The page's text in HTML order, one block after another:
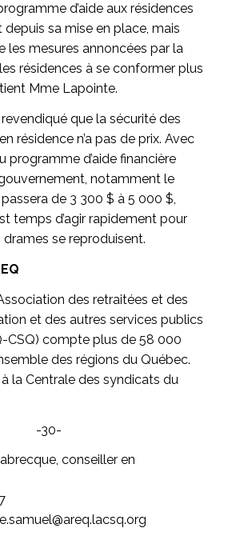
d’aide aux résidences
depuis sa mise en place, mais
les mesures annoncées par la
résidences à se conformer plus
Mme Lapointe.
revendiqué que la sécurité des
résidence n’a pas de prix. Avec
programme d’aide financière
notamment le
de 3 300 $ à 5 000 $,
temps d’agir rapidement pour
drames se reproduisent.
des retraitées et des
et des autres services publics
CSQ) compte plus de 58 000
des régions du Québec.
à la Centrale des syndicats du
-30-
conseiller en